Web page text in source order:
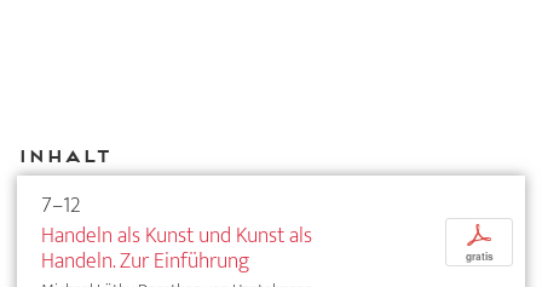
Inhalt
7–12
Handeln als Kunst und Kunst als
Handeln. Zur Einführung
p
gratis